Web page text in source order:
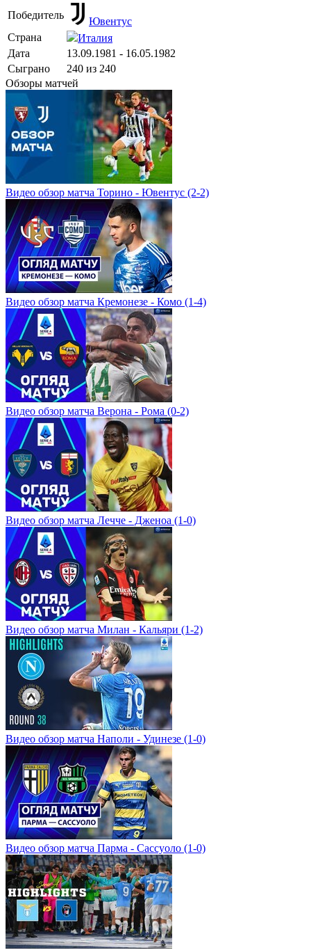
Победитель
Ювентус
Страна
Италия
Дата
13.09.1981 - 16.05.1982
Сыграно
240 из 240
Обзоры матчей
Видео обзор матча Торино - Ювентус (2-2)
Видео обзор матча Кремонезе - Комо (1-4)
Видео обзор матча Верона - Рома (0-2)
Видео обзор матча Лечче - Дженоа (1-0)
Видео обзор матча Милан - Кальяри (1-2)
Видео обзор матча Наполи - Удинезе (1-0)
Видео обзор матча Парма - Сассуоло (1-0)